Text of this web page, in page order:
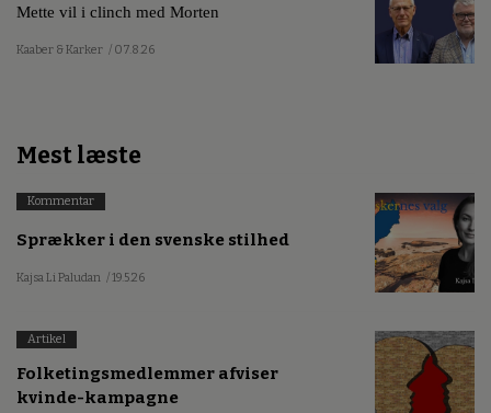
Mette vil i clinch med Morten
Kaaber & Karker / 07.8.26
Mest læste
Kommentar
Sprækker i den svenske stilhed
Kajsa Li Paludan / 19.5.26
Artikel
Folketingsmedlemmer afviser
kvinde-kampagne